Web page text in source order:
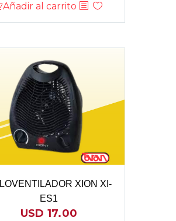
Añadir al carrito
XION XI-
ES1
USD 17.00